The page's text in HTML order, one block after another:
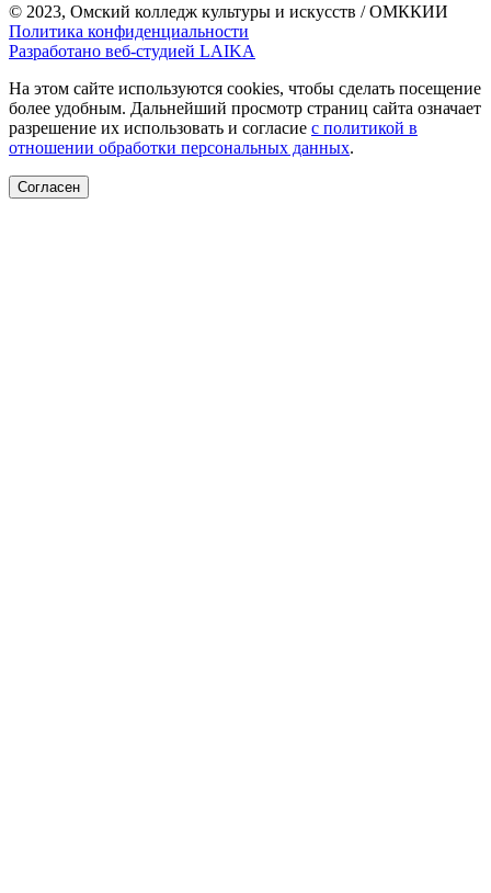
© 2023, Омский колледж культуры и искусств / ОМККИИ
Политика конфиденциальности
Разработано веб-студией LAIKA
На этом сайте используются cookies, чтобы сделать посещение
более удобным. Дальнейший просмотр страниц сайта означает
разрешение их использовать и согласие с политикой в
отношении обработки персональных данных.
Согласен